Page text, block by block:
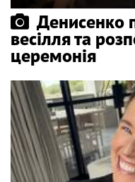
Денисенко
весілля та
церемонія